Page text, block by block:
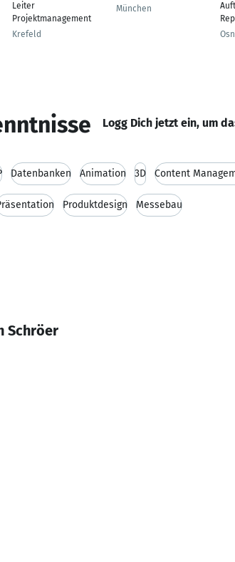
Leiter
Projektmanagement
Krefeld
München
Logg Dich jetzt ein, um
Datenbanken Animation 3D Content
Produktdesign Messebau
Schröer